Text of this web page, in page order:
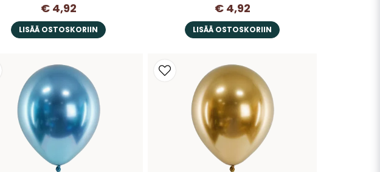
€ 4,92
LISÄÄ OSTOSKORIIN
€ 4,92
LISÄÄ OSTOSKORIIN